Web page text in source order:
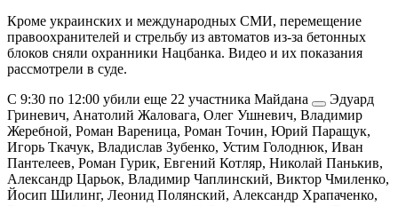
Кроме украинских и международных СМИ, перемещение
правоохранителей и стрельбу из автоматов из-за бетонных
блоков сняли охранники Нацбанка. Видео и их показания
рассмотрели в суде.
С 9:30 по 12:00 убили еще 22 участника Майдана
Эдуард
Гриневич, Анатолий Жаловага, Олег Ушневич, Владимир
Жеребной, Роман Вареница, Роман Точин, Юрий Паращук,
Игорь Ткачук, Владислав Зубенко, Устим Голоднюк, Иван
Пантелеев, Роман Гурик, Евгений Котляр, Николай Панькив,
Александр Царьок, Владимир Чаплинский, Виктор Чмиленко,
Йосип Шилинг, Леонид Полянский, Александр Храпаченко,